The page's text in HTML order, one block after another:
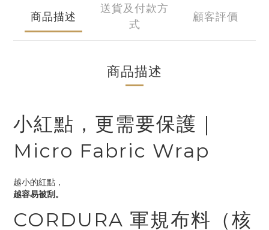
商品描述
送貨及付款方
式
顧客評價
商品描述
小紅點，更需要保護｜
Micro Fabric Wrap
越小的紅點，
越容易被刮。
CORDURA 軍規布料（核